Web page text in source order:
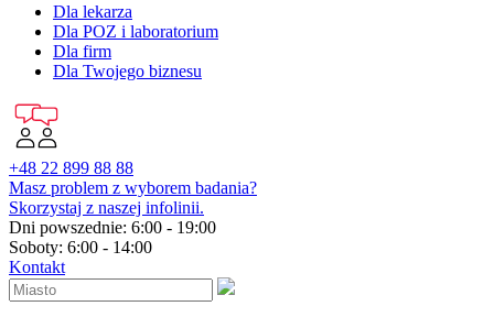
Dla lekarza
Dla POZ i laboratorium
Dla firm
Dla Twojego biznesu
+48 22 899 88 88
Masz problem z wyborem badania?
Skorzystaj z naszej infolinii.
Dni powszednie: 6:00 - 19:00
Soboty: 6:00 - 14:00
Kontakt